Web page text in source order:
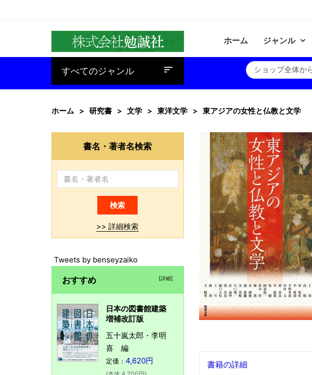
ホーム ジャンル
すべてのジャンル
baseline_sort
ホーム 研究書 文学 東洋文学 東アジアの女性と仏教と文学
書籍の詳細
書名・著者名検索
>> 詳細検索
Tweets by benseyzaiko
おすすめ [詳細]
日本の図書館建築
増補改訂版
五十嵐太郎・李明
喜 編
定価： 4,620円